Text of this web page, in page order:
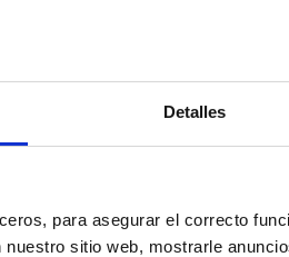
Detalles
para asegurar el correcto
sitio web, mostrarle